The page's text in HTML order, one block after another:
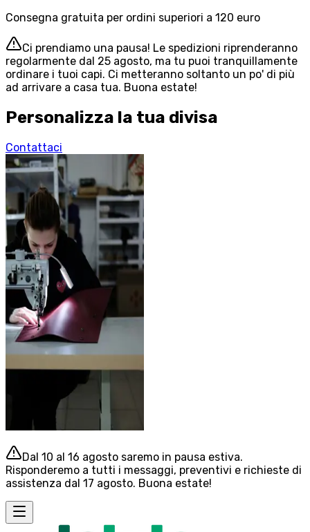
Consegna gratuita per ordini superiori a 120 euro
Ci prendiamo una pausa! Le spedizioni riprenderanno
regolarmente dal 25 agosto, ma tu puoi tranquillamente
ordinare i tuoi capi. Ci metteranno soltanto un po' di più
ad arrivare a casa tua. Buona estate!
Personalizza la tua divisa
Contattaci
Dal 10 al 16 agosto saremo in pausa estiva.
Risponderemo a tutti i messaggi, preventivi e richieste di
assistenza dal 17 agosto. Buona estate!